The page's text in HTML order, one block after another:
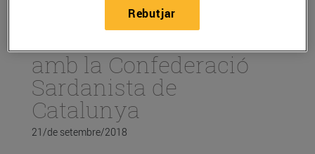
Renovem el conveni
amb la Confederació
Sardanista de
Catalunya
21/de setembre/2018
Rebutjar